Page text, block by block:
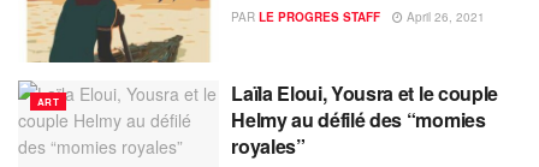
PAR LE PROGRES STAFF April 26, 2021
ART
Laïla Eloui, Yousra et le couple
Helmy au défilé des “momies
royales”